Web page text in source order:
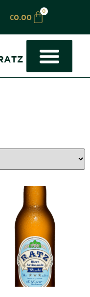
€0.00
0